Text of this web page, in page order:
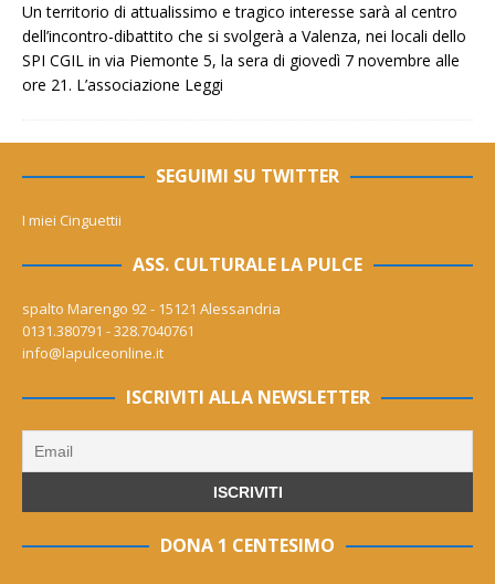
Un territorio di attualissimo e tragico interesse sarà al centro
dell’incontro-dibattito che si svolgerà a Valenza, nei locali dello
SPI CGIL in via Piemonte 5, la sera di giovedì 7 novembre alle
ore 21. L’associazione Leggi
SEGUIMI SU TWITTER
I miei Cinguettii
ASS. CULTURALE LA PULCE
spalto Marengo 92 - 15121 Alessandria
0131.380791 - 328.7040761
info@lapulceonline.it
ISCRIVITI ALLA NEWSLETTER
DONA 1 CENTESIMO